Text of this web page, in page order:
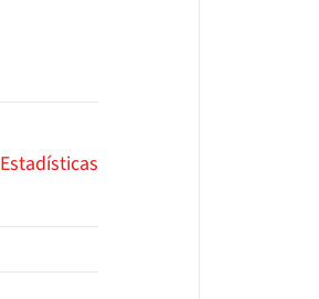
Estadísticas